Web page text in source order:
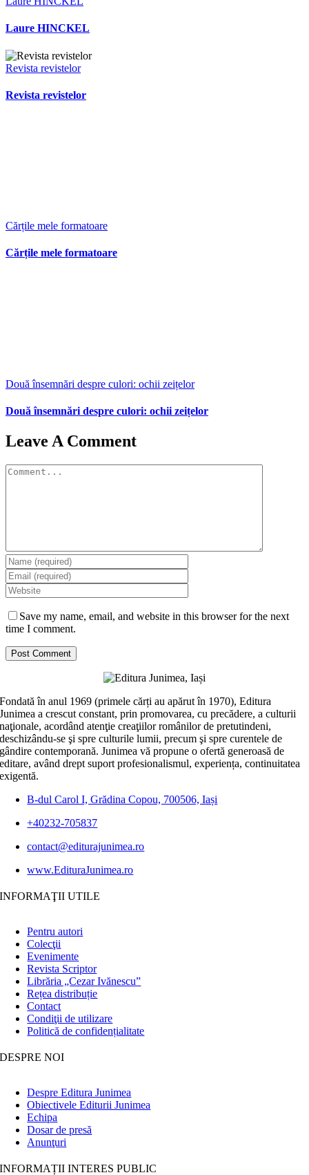
Laure HINCKEL
Revista revistelor
Revista revistelor
Cărțile mele formatoare
Cărțile mele formatoare
Două însemnări despre culori: ochii zeițelor
Două însemnări despre culori: ochii zeițelor
Leave A Comment
Comment
Save my name, email, and website in this browser for the next
time I comment.
Fondată în anul 1969 (primele cărți au apărut în 1970), Editura
Junimea a crescut constant, prin promovarea, cu precădere, a culturii
naţionale, acordând atenţie creaţiilor românilor de pretutindeni,
deschizându-se şi spre culturile lumii, precum şi spre curentele de
gândire contemporană. Junimea vă propune o ofertă generoasă de
editare, având drept suport profesionalismul, experiența, continuitatea
exigentă.
B-dul Carol I, Grădina Copou, 700506, Iași
+40232-705837
contact@editurajunimea.ro
www.EdituraJunimea.ro
INFORMAŢII UTILE
Pentru autori
Colecţii
Evenimente
Revista Scriptor
Librăria „Cezar Ivănescu”
Rețea distribuție
Contact
Condiţii de utilizare
Politică de confidențialitate
DESPRE NOI
Despre Editura Junimea
Obiectivele Editurii Junimea
Echipa
Dosar de presă
Anunţuri
INFORMAȚII INTERES PUBLIC